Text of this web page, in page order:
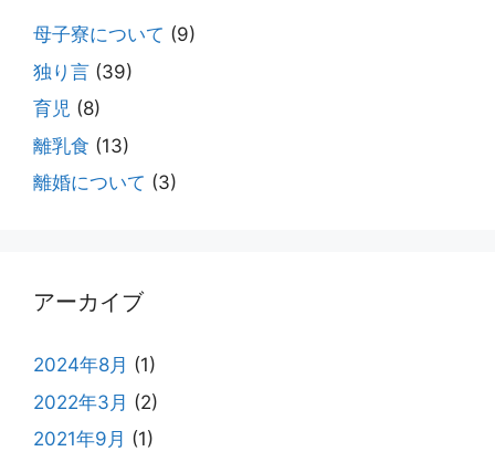
母子寮について (9)
独り言 (39)
育児 (8)
離乳食 (13)
離婚について (3)
アーカイブ
2024年8月 (1)
2022年3月 (2)
2021年9月 (1)